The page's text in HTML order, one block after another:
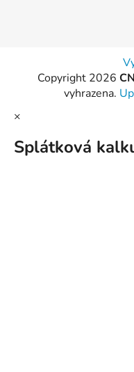
Copyright 2026
vyhrazena.
×
Splátková